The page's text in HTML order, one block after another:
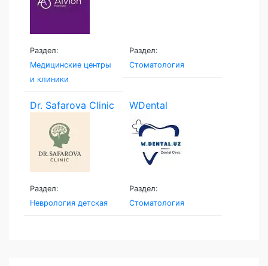
Раздел:
Медицинские центры
и клиники
Раздел:
Стоматология
Dr. Safarova Clinic
Раздел:
Неврология детская
WDental
Раздел:
Стоматология